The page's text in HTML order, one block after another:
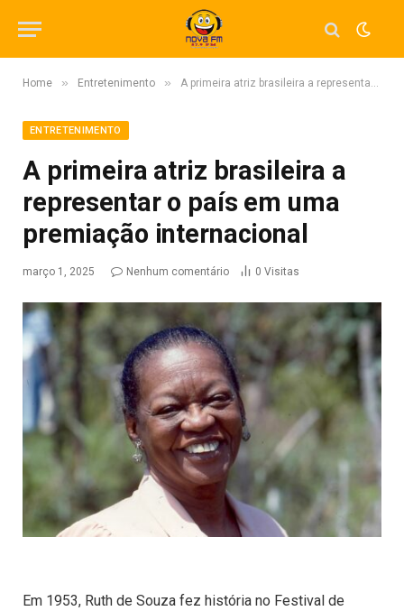
Home » Entretenimento » A primeira atriz brasileira a representar o país em uma premiação internacional
ENTRETENIMENTO
A primeira atriz brasileira a
representar o país em uma
premiação internacional
março 1, 2025 Nenhum comentário 0 Visitas
Em 1953, Ruth de Souza fez história no Festival de